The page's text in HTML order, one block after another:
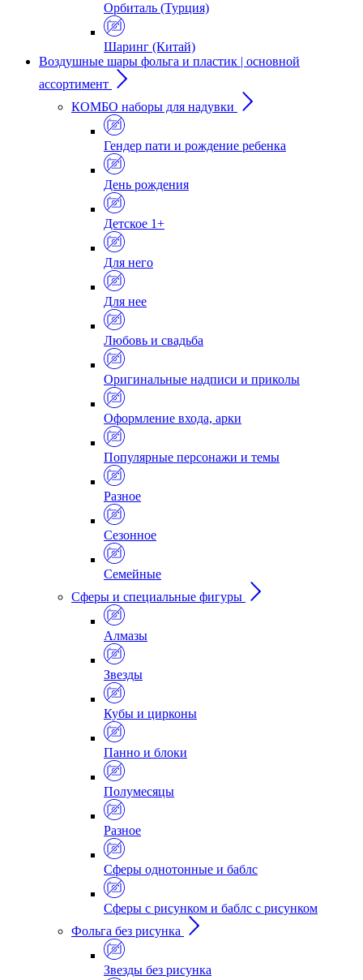
Орбиталь (Турция)
Шаринг (Китай)
Воздушные шары фольга и пластик | основной
ассортимент
КОМБО наборы для надувки
Гендер пати и рождение ребенка
День рождения
Детское 1+
Для него
Для нее
Любовь и свадьба
Оригинальные надписи и приколы
Оформление входа, арки
Популярные персонажи и темы
Разное
Сезонное
Семейные
Сферы и специальные фигуры
Алмазы
Звезды
Кубы и цирконы
Панно и блоки
Полумесяцы
Разное
Сферы однотонные и баблс
Сферы с рисунком и баблс с рисунком
Фольга без рисунка
Звезды без рисунка